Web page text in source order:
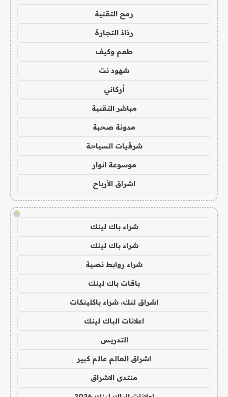
رمح التقنية
رذاذ التجارة
طعم وكيف
شهود نت
أركاني
مباشر التقنية
مدونة صحبة
شرقيات السياحة
موسوعة انوار
اشراق الأرباح
!
شراء باك لينك
شراء باك لينك
شراء روابط نصية
باقات باك لينك
اشراق لنك، شراء باكلينكات
اعلانات الباك لينك
التدريس
اشراق العالم عالم كبير
منتدى الاشراق